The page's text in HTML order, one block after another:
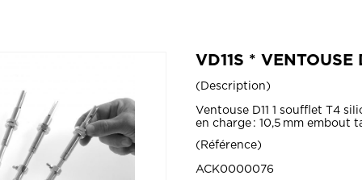
VD11S *
Description
Ventouse D11 1 soufflet T4
en charge : 10,5 mm embout
Référence
ACK0000076